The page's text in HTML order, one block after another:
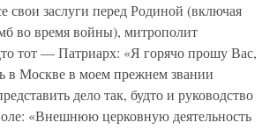
свои заслуги перед Родиной (включая
во время войны), митрополит
тот — Патриарх: «Я горячо прошу Вас,
в Москве в моем прежнем звании
дело так, будто и руководство
«Внешнюю церковную деятельность